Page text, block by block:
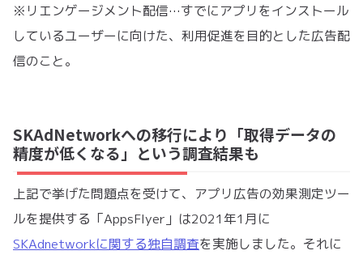
※リエンゲージメント配信…すでにアプリをインストール
しているユーザーに向けた、利用促進を目的とした広告配
信のこと。
SKAdNetworkへの移行により「取得データの
精度が低くなる」という調査結果も
上記で挙げた問題点を受けて、アプリ広告の効果測定ツー
ルを提供する「AppsFlyer」は2021年1月に
SKAdnetworkに関する独自調査を実施しました。それに